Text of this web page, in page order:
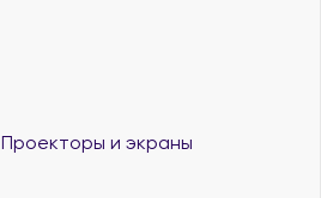
Проекторы и экраны